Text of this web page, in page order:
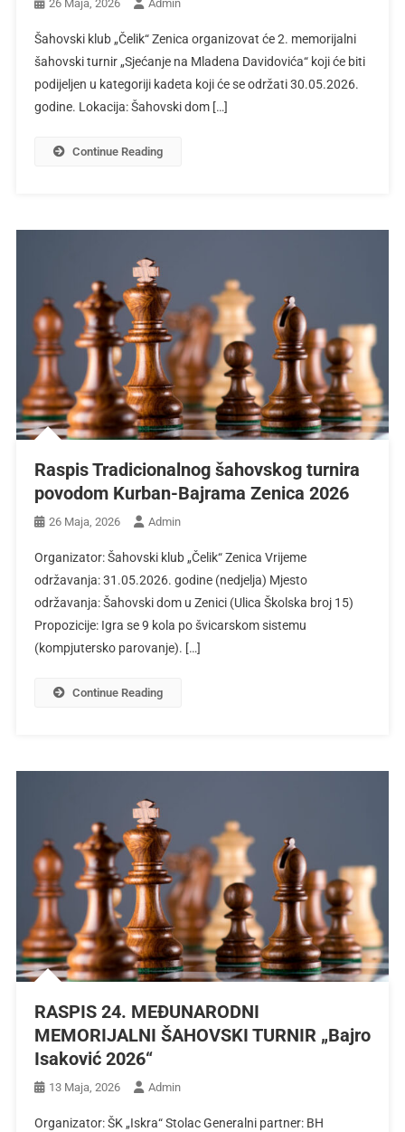
26 Maja, 2026 Admin
Šahovski klub „Čelik“ Zenica organizovat će 2. memorijalni
šahovski turnir „Sjećanje na Mladena Davidovića“ koji će biti
podijeljen u kategoriji kadeta koji će se održati 30.05.2026.
godine. Lokacija: Šahovski dom […]
Continue Reading
Raspis Tradicionalnog šahovskog turnira
povodom Kurban-Bajrama Zenica 2026
26 Maja, 2026 Admin
Organizator: Šahovski klub „Čelik“ Zenica Vrijeme
održavanja: 31.05.2026. godine (nedjelja) Mjesto
održavanja: Šahovski dom u Zenici (Ulica Školska broj 15)
Propozicije: Igra se 9 kola po švicarskom sistemu
(kompjutersko parovanje). […]
Continue Reading
RASPIS 24. MEĐUNARODNI
MEMORIJALNI ŠAHOVSKI TURNIR „Bajro
Isaković 2026“
13 Maja, 2026 Admin
Organizator: ŠK „Iskra“ Stolac Generalni partner: BH